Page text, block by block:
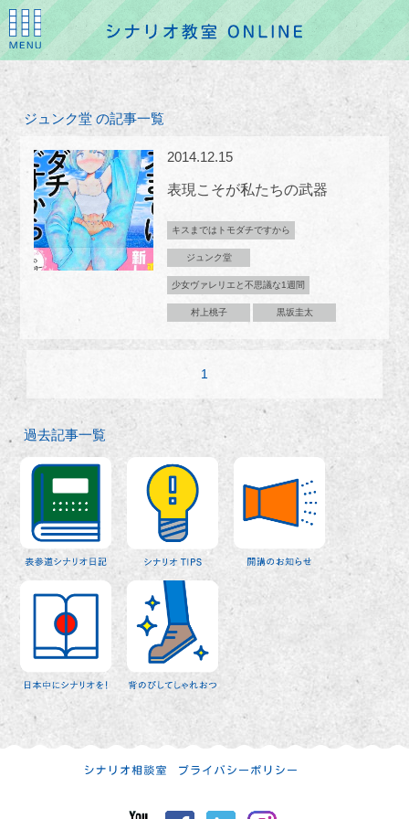
ジュンク堂 の記事一覧
2014.12.15
表現こそが私たちの武器
キスまではトモダチですから
ジュンク堂
少女ヴァレリエと不思議な1週間
村上桃子 黒坂圭太
1
過去記事一覧